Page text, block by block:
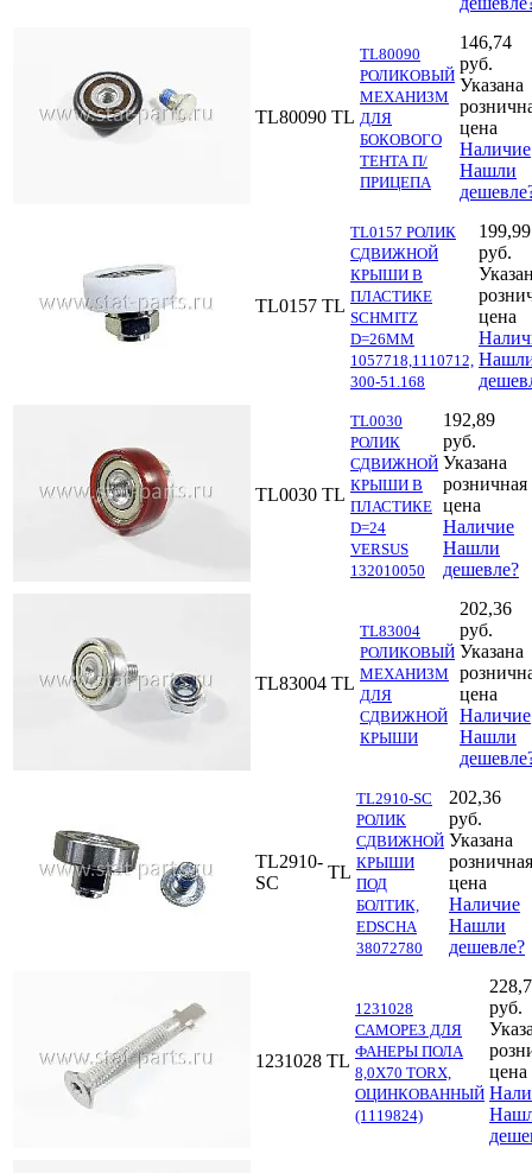
TL80090 TL
TL80090
РОЛИКОВЫЙ
МЕХАНИЗМ
ДЛЯ
БОКОВОГО
ТЕНТА П/
ПРИЦЕПА
146,74
руб.
Указана
цена
Наличие
Нашли
TL0157 TL
TL0157 РОЛИК
СДВИЖНОЙ
КРЫШИ В
ПЛАСТИКЕ
SCHMITZ
D=26MM
1057718,1110712,
300-51.168
199,99
руб.
цена
TL0030 TL
TL0030
РОЛИК
СДВИЖНОЙ
КРЫШИ В
ПЛАСТИКЕ
D=24
VERSUS
132010050
192,89
руб.
Указана
розничная
цена
Наличие
Нашли
дешевле?
TL83004 TL
TL83004
РОЛИКОВЫЙ
МЕХАНИЗМ
ДЛЯ
СДВИЖНОЙ
КРЫШИ
202,36
руб.
Указана
цена
Наличие
Нашли
TL2910-
SC
TL
TL2910-SC
РОЛИК
СДВИЖНОЙ
КРЫШИ
ПОД
БОЛТИК,
EDSCHA
38072780
202,36
руб.
Указана
розничная
цена
Наличие
Нашли
дешевле?
1231028 TL
1231028
САМОРЕЗ ДЛЯ
ФАНЕРЫ ПОЛА
8,0Х70 TORX,
ОЦИНКОВАННЫЙ
(1119824)
руб.
цена